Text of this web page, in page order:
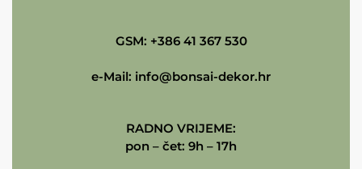
GSM: +386 41 367 530
e-Mail: info@bonsai-dekor.hr
RADNO VRIJEME:
pon – čet: 9h – 17h